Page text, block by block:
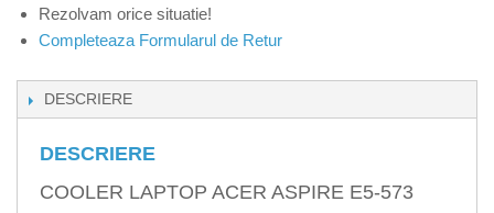
Rezolvam orice situatie!
Completeaza Formularul de Retur
DESCRIERE
DESCRIERE
COOLER LAPTOP ACER ASPIRE E5-573